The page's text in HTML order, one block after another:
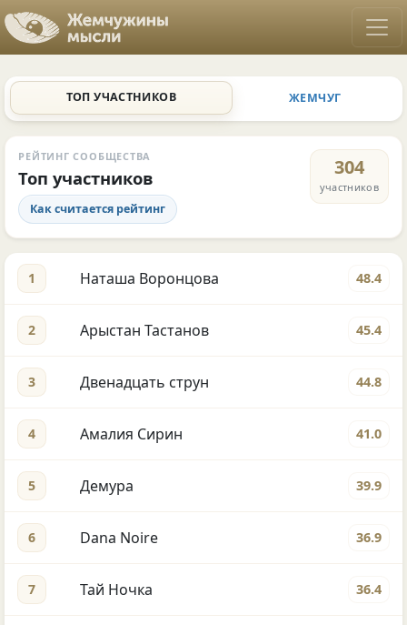
ТОП УЧАСТНИКОВ ЖЕМЧУГ
РЕЙТИНГ СООБЩЕСТВА
Топ участников
Как считается рейтинг
304
участников
1 Наташа Воронцова 48.4
2 Арыстан Тастанов 45.4
3 Двенадцать струн 44.8
4 Амалия Сирин 41.0
5 Демура 39.9
6 Dana Noire 36.9
7 Тай Ночка 36.4